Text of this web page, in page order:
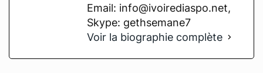
Email: info@ivoirediaspo.net,
Skype: gethsemane7
Voir la biographie complète